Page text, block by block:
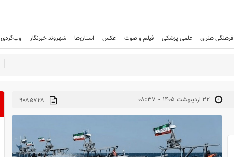
فرهنگی هنری علمی پزشکی فیلم و صوت عکس استان‌ها شهروند خبرنگار وب‌گردی
۰۸:۳۷ - ۲۲ ارديبهشت ۱۴۰۵ ۹۰۸۵۷۲۸